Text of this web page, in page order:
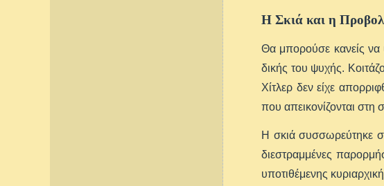
Η Σκιά και η
Θα μπορούσε κανείς να
δικής του ψυχής.
Χίτλερ δεν είχε
που απεικονίζονται στη
Η σκιά συσσωρεύτηκε
διεστραμμένες
υποτιθέμενης